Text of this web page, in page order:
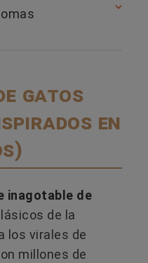
gatos
en
inagotable de
de la
los virales de
millones de